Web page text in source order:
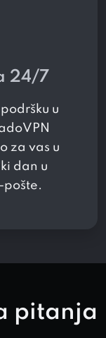
24/7
u
za vas u
dan u
pošte.
pitanja